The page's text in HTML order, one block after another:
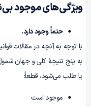
ویژگی‌های موجود
حتماً وجود دارد.
با توجه به آنچه در مقالات
به پنج نتیجۀ کلی و جهان
یا طلب می‌شود، قطعاً:
موجود است